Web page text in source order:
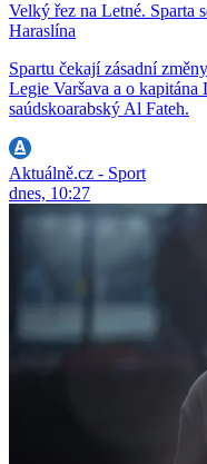
Velký řez na Letné. Sparta
Haraslína
Spartu čekají zásadní
Legie Varšava a o kapitána
saúdskoarabský Al Fateh.
Aktuálně.cz - Sport
dnes, 10:27